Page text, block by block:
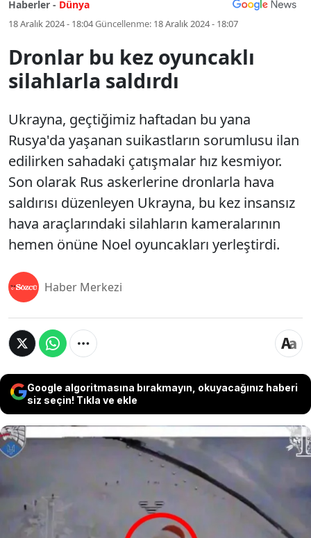
Haberler - Dünya
18 Aralık 2024 - 18:04Güncellenme: 18 Aralık 2024 - 18:07
Dronlar bu kez oyuncaklı
silahlarla saldırdı
Ukrayna, geçtiğimiz haftadan bu yana
Rusya'da yaşanan suikastların sorumlusu ilan
edilirken sahadaki çatışmalar hız kesmiyor.
Son olarak Rus askerlerine dronlarla hava
saldırısı düzenleyen Ukrayna, bu kez insansız
hava araçlarındaki silahların kameralarının
hemen önüne Noel oyuncakları yerleştirdi.
Haber Merkezi
Google algoritmasına bırakmayın, okuyacağınız haberi
siz seçin! Tıkla ve ekle
Ukrayna, geçtiğimiz haftadan bu yana Rusya'da
yaşanan suikastların sorumlusu ilan edilirken
sahadaki çatışmalar hız kesmiyor. Son olarak Rus
askerlerine dronlarla hava saldırısı düzenleyen
Ukrayna, bu kez insansız hava araçlarındaki